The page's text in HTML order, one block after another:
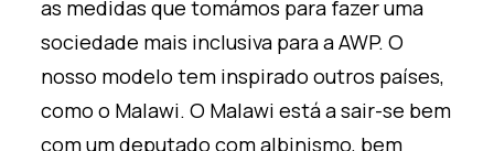
as medidas que tomámos para fazer uma
sociedade mais inclusiva para a AWP. O
nosso modelo tem inspirado outros países,
como o Malawi. O Malawi está a sair-se bem
com um deputado com albinismo, bem